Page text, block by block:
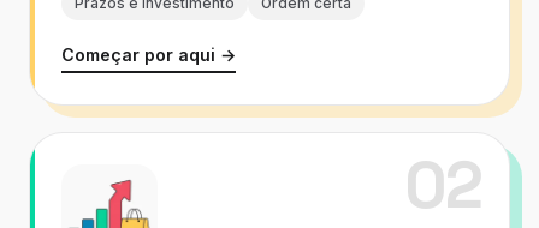
Prazos e investimento Ordem certa
Começar por aqui →
02